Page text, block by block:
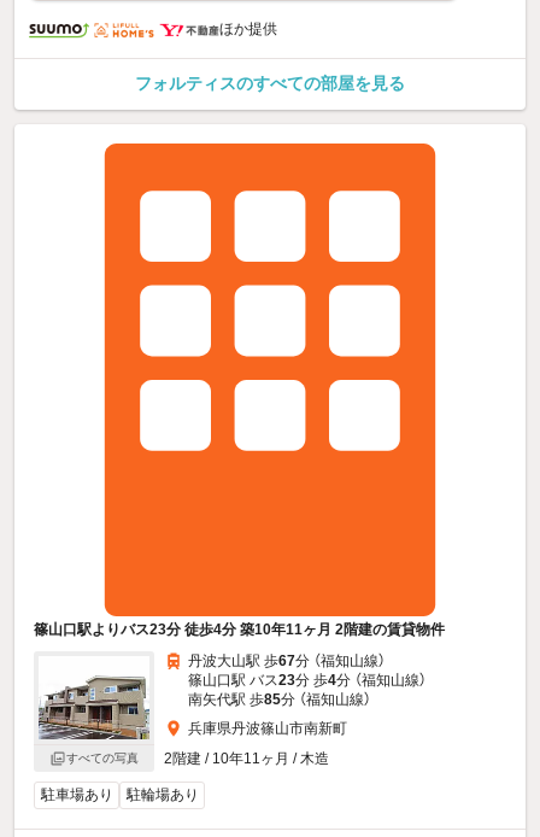
ほか提供
フォルティスのすべての部屋を見る
篠山口駅よりバス23分 徒歩4分 築10年11ヶ月 2階建の賃貸物件
すべての写真
丹波大山駅 歩67分 （福知山線）
篠山口駅 バス23分 歩4分 （福知山線）
南矢代駅 歩85分 （福知山線）
兵庫県丹波篠山市南新町
2階建 / 10年11ヶ月 / 木造
駐車場あり 駐輪場あり